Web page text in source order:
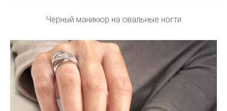
Черный маникюр на овальные ногти